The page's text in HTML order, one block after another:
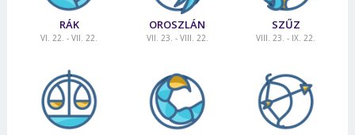
RÁK
VI. 22. - VII. 22.
OROSZLÁN
VII. 23. - VIII. 22.
SZŰZ
VIII. 23. - IX. 22.